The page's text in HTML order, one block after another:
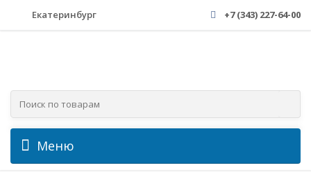
Екатеринбург +7 (343) 227-64-00
Меню